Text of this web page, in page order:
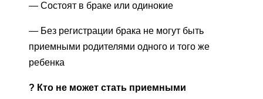
— Состоят в браке или одинокие
— Без регистрации брака не могут быть
приемными родителями одного и того же
ребенка
? Кто не может стать приемными